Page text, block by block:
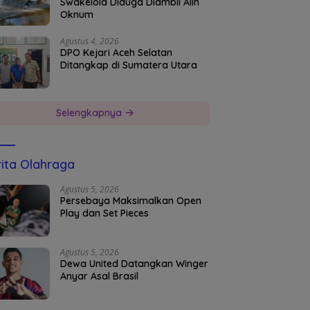
Oknum
Agustus 4, 2026
DPO Kejari Aceh Selatan
Ditangkap di Sumatera Utara
Selengkapnya
Olahraga
Agustus 5, 2026
Persebaya Maksimalkan Open
Play dan Set Pieces
Agustus 5, 2026
Dewa United Datangkan Winger
Anyar Asal Brasil